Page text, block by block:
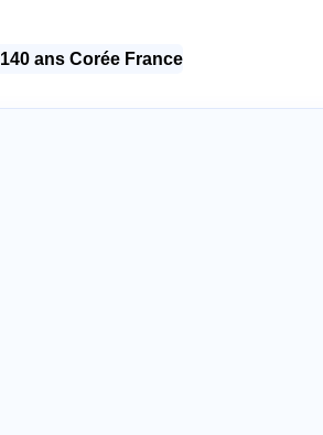
ans Corée France